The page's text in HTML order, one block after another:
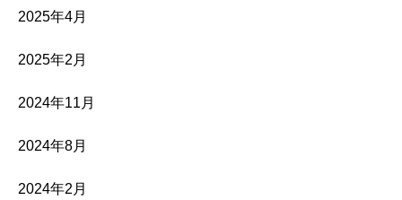
2025年4月
2025年2月
2024年11月
2024年8月
2024年2月